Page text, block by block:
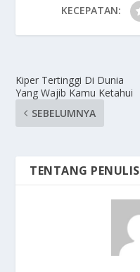
KECEPATAN:
Kiper Tertinggi Di Dunia
Yang Wajib Kamu Ketahui
SEBELUMNYA
TENTANG PENULIS